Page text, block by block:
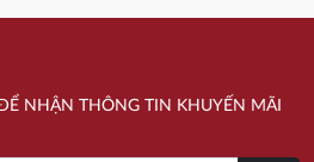
1.810.000 ₫.
NHẬN THÔNG TIN KHUYẾN MÃI